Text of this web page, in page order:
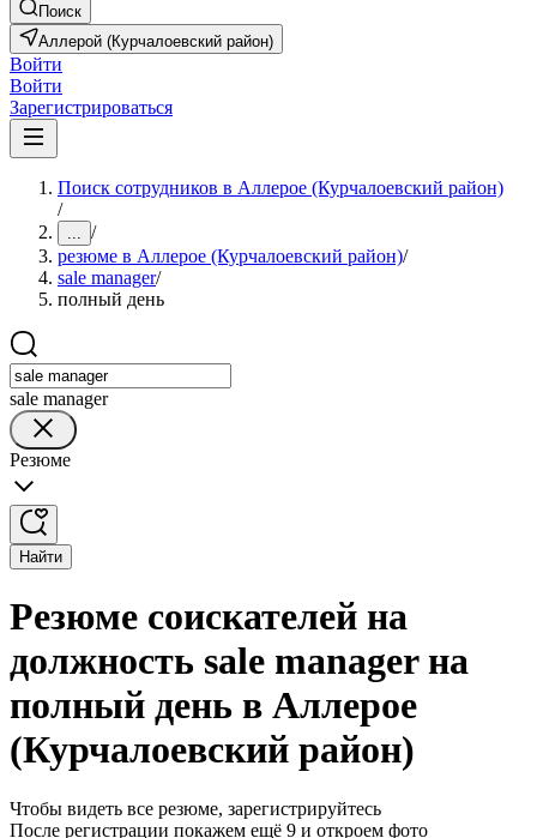
Поиск
Аллерой (Курчалоевский район)
Войти
Войти
Зарегистрироваться
Поиск сотрудников в Аллерое (Курчалоевский район)
/
... /
резюме в Аллерое (Курчалоевский район)/
sale manager/
полный день
sale manager
Резюме
Найти
Резюме соискателей на
должность sale manager на
полный день в Аллерое
(Курчалоевский район)
Чтобы видеть все резюме, зарегистрируйтесь
После регистрации покажем ещё 9 и откроем фото